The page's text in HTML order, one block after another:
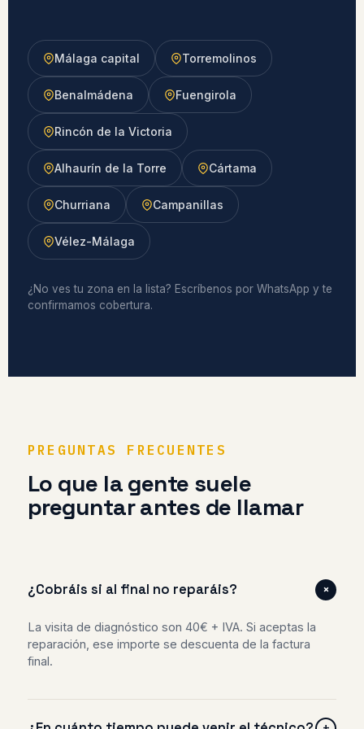
Málaga capital Torremolinos
Benalmádena Fuengirola
Rincón de la Victoria
Alhaurín de la Torre Cártama
Churriana Campanillas
Vélez-Málaga
¿No ves tu zona en la lista? Escríbenos por WhatsApp y te
confirmamos cobertura.
PREGUNTAS FRECUENTES
Lo que la gente suele
preguntar antes de llamar
¿Cobráis si al final no reparáis? +
La visita de diagnóstico son 40€ + IVA. Si aceptas la
reparación, ese importe se descuenta de la factura
final.